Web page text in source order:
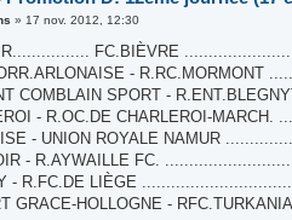
»17 nov. 2012, 12:30
R................ FC.BIÈVRE
- R.RC.MORMONT
COMBLAIN SPORT -
- R.OC.DE CHARLEROI-MARCH.
- UNION ROYALE NAMUR
- R.AYWAILLE FC.
- R.FC.DE LIÈGE
GRACE-HOLLOGNE -